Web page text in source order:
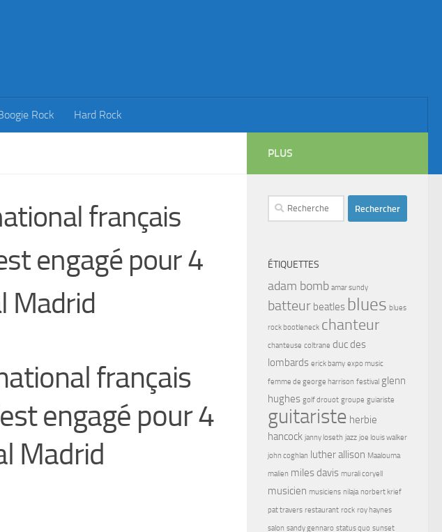
Rock Hard Rock
français
engagé pour 4
Madrid
français
engagé pour 4
Madrid
PLUS
Rechercher :
ÉTIQUETTES
adam bomb amar sundy
batteur beatles blues blues
rock bootleneck chanteur
chanteuse coltrane duc des
lombards erick bamy expo music
femme de george harrison festival glenn
hughes golf drouot groupe guiariste
guitariste herbie
hancock janny loseth jazz joe louis walker
john coghlan luther allison Maalouma
malien miles davis murali coryell
musicien musiciens nilaja norbert krief
pat travers restaurant rock roy haynes
salon sandy gennaro status quo sunset